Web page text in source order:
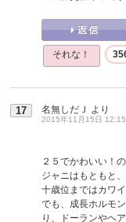
それな！
17 名無しだＪ より
2015年11月15日
２５でかわいい！
ジャニはもともと
十歳位まではカワイ
でも、成長ホルモ
り、ドーランやヘ